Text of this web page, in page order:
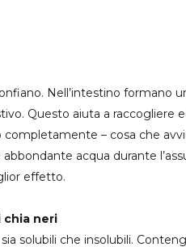
Nell’intestino formano
Questo aiuta a raccogliere
– cosa che
acqua durante
effetto.
chia neri
solubili che insolubili.